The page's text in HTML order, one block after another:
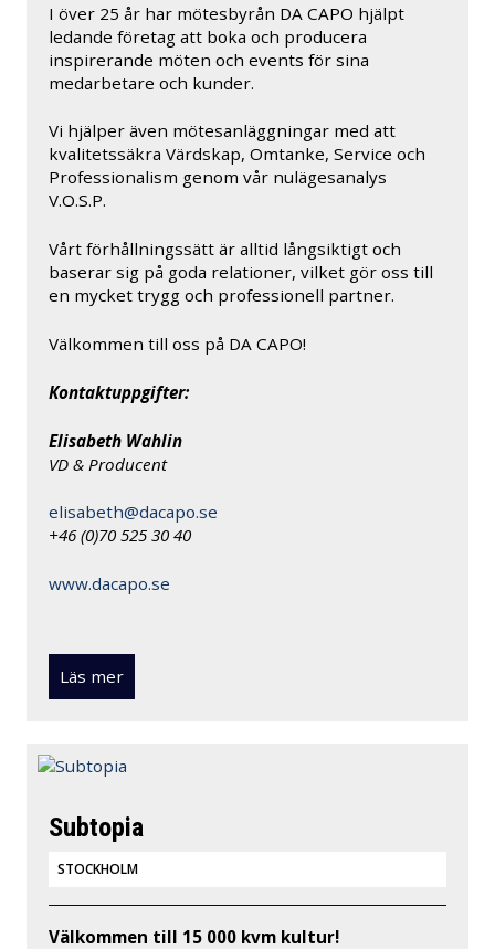
I över 25 år har mötesbyrån DA CAPO hjälpt
ledande företag att boka och producera
inspirerande möten och events för sina
medarbetare och kunder.
Vi hjälper även mötesanläggningar med att
kvalitetssäkra Värdskap, Omtanke, Service och
Professionalism genom vår nulägesanalys
V.O.S.P.
Vårt förhållningssätt är alltid långsiktigt och
baserar sig på goda relationer, vilket gör oss till
en mycket trygg och professionell partner.
Välkommen till oss på DA CAPO!
Kontaktuppgifter:
Elisabeth Wahlin
VD & Producent
elisabeth@dacapo.se
+46 (0)70 525 30 40
www.dacapo.se
Läs mer
Subtopia
STOCKHOLM
Välkommen till 15 000 kvm kultur!